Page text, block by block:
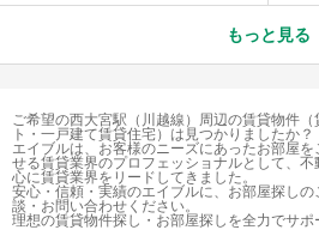
もっと見る
ご希望の西大宮駅（川越線）周辺の賃貸物件
ト・一戸建て賃貸住宅）は見つかりましたか？
エイブルは、お客様のニーズにあったお部屋
せる賃貸業界のプロフェッショナルとして、
心に賃貸業界をリードしてきました。
安心・信頼・実績のエイブルに、お部屋探し
談・お問い合わせください。
理想の賃貸物件探し・お部屋探しを全力でサポ